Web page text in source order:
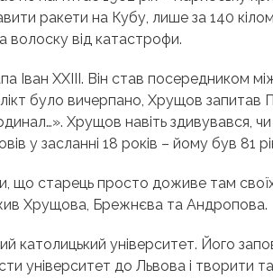
ракети на Кубу, лише за 140
волоску від катастрофи.
Іван XXIII. Він став посередником
було вичерпано, Хрущов запитав
». Хрущов навіть здивувався,
у засланні 18 років – йому був 81
що старець просто доживе там
Хрущова, Брежнєва та Андропова.
католицький університет. Його
університет до Львова і творити